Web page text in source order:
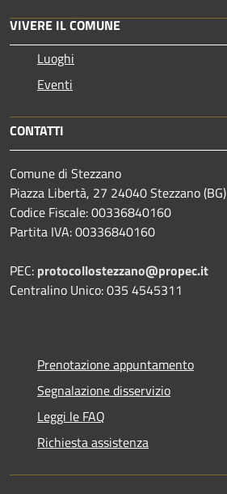
VIVERE IL COMUNE
Luoghi
Eventi
CONTATTI
Comune di Stezzano
Piazza Libertà, 27 24040 Stezzano (BG)
Codice Fiscale: 00336840160
Partita IVA: 00336840160
PEC: protocollostezzano@propec.it
Centralino Unico: 035 4545311
Prenotazione appuntamento
Segnalazione disservizio
Leggi le FAQ
Richiesta assistenza